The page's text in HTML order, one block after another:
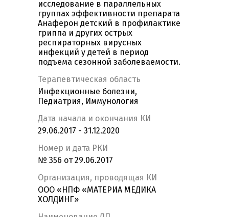
исследование в параллельных
группах эффективности препарата
Анаферон детский в профилактике
гриппа и других острых
респираторных вирусных
инфекций у детей в период
подъема сезонной заболеваемости.
Терапевтическая область
Инфекционные болезни,
Педиатрия, Иммунология
Дата начала и окончания КИ
29.06.2017 - 31.12.2020
Номер и дата РКИ
№ 356 от 29.06.2017
Организация, проводящая КИ
ООО «НПФ «МАТЕРИА МЕДИКА
ХОЛДИНГ»